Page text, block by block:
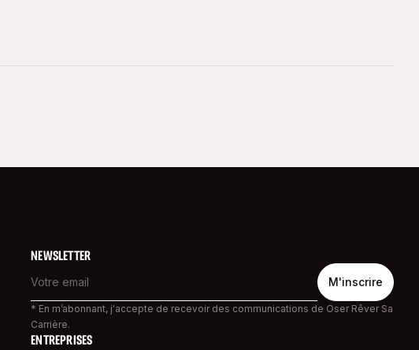
NEWSLETTER
* En m’abonnant, j'accepte de recevoir des communications de Oser Rêver Sa
Carrière.
ENTREPRISES